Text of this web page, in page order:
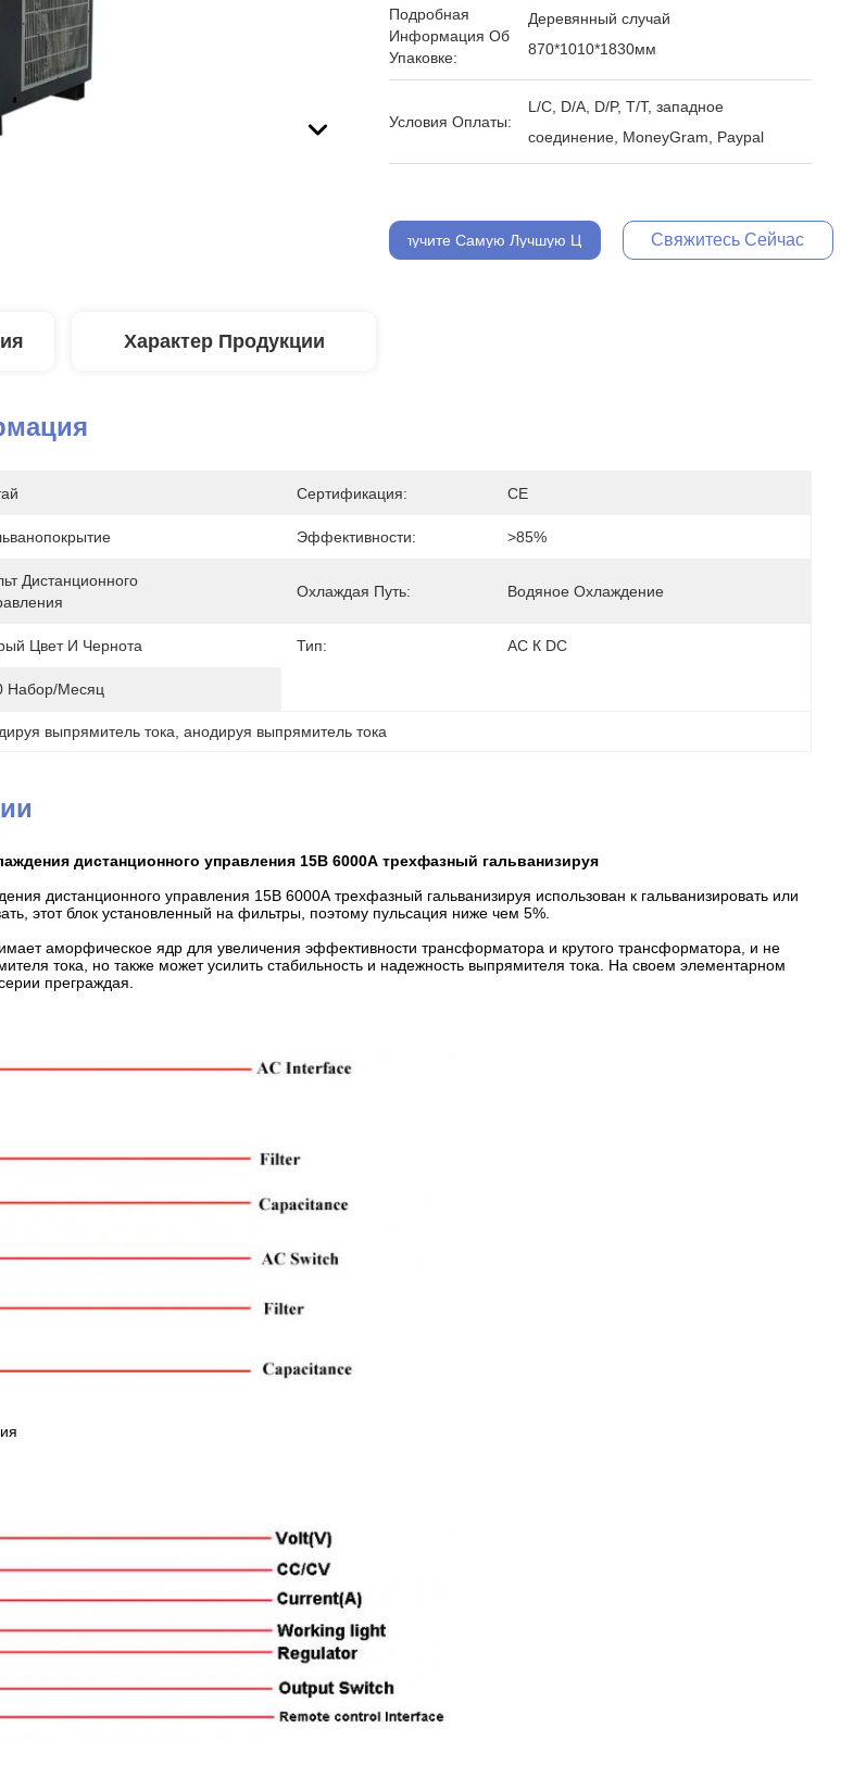
Подробная
Информация Об
Упаковке:
Деревянный случай
870*1010*1830мм
Условия Оплаты:
L/C, D/A, D/P, T/T, западное
соединение, MoneyGram, Paypal
Получите Самую Лучшую Цену Свяжитесь Сейчас
Характер Продукции
Сертификация: CE
Эффективности: >85%
Дистанционного
Охлаждая Путь: Водяное Охлаждение
Цвет И Чернота Тип: AC К DC
Набор/месяц
выпрямитель тока , анодируя выпрямитель тока
дистанционного управления 15В 6000А трехфазный гальванизируя
дистанционного управления 15В 6000А трехфазный гальванизируя использован к гальванизировать или
этот блок установленный на фильтры, поэтому пульсация ниже чем 5%.
аморфическое ядр для увеличения эффективности трансформатора и крутого трансформатора, и не
тока, но также может усилить стабильность и надежность выпрямителя тока. На своем элементарном
преграждая.